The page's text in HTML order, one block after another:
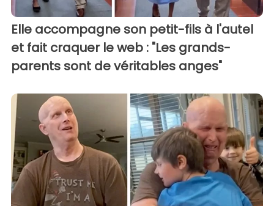
Elle accompagne son petit-fils à l'autel
et fait craquer le web : "Les grands-
parents sont de véritables anges"